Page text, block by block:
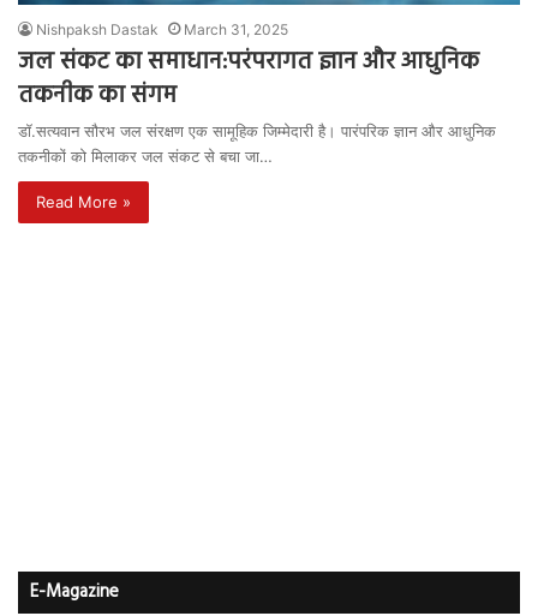
Nishpaksh Dastak March 31, 2025
जल संकट का समाधान:परंपरागत ज्ञान और आधुनिक
तकनीक का संगम
डॉ.सत्यवान सौरभ जल संरक्षण एक सामूहिक जिम्मेदारी है। पारंपरिक ज्ञान और आधुनिक
तकनीकों को मिलाकर जल संकट से बचा जा…
Read More »
E-Magazine